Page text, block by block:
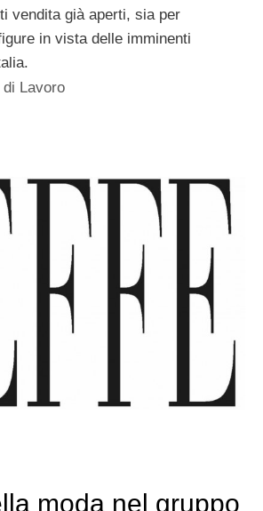
vendita già aperti, sia per
in vista delle imminenti
Lavoro
moda nel gruppo